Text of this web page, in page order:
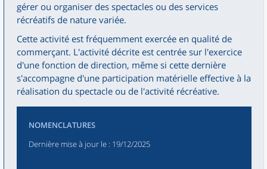
gérer ou organiser des spectacles ou des services
récréatifs de nature variée.
Cette activité est fréquemment exercée en qualité de
commerçant. L'activité décrite est centrée sur l'exercice
d'une fonction de direction, même si cette dernière
s'accompagne d'une participation matérielle effective à la
réalisation du spectacle ou de l'activité récréative.
NOMENCLATURES
Dernière mise à jour le : 19/12/2025